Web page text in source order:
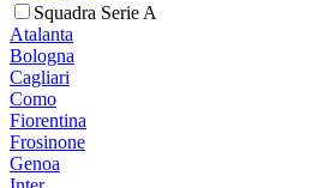
Squadra Serie A
Atalanta
Bologna
Cagliari
Como
Fiorentina
Frosinone
Genoa